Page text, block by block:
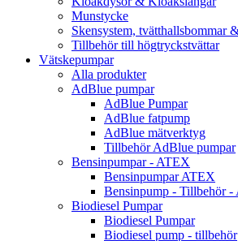
Munstycke
Skensystem, tvätthallsbommar
Tillbehör till högtryckstvättar
Vätskepumpar
Alla produkter
AdBlue pumpar
AdBlue Pumpar
AdBlue fatpump
AdBlue mätverktyg
Tillbehör AdBlue pumpar
Bensinpumpar - ATEX
Bensinpumpar ATEX
Bensinpump - Tillbehör -
Biodiesel Pumpar
Biodiesel Pumpar
Biodiesel pump - tillbehör